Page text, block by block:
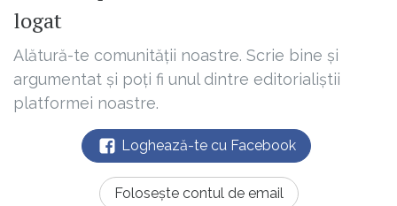
logat
Alătură-te comunității noastre. Scrie bine și
argumentat și poți fi unul dintre editorialiștii
platformei noastre.
Loghează-te cu Facebook
Folosește contul de email